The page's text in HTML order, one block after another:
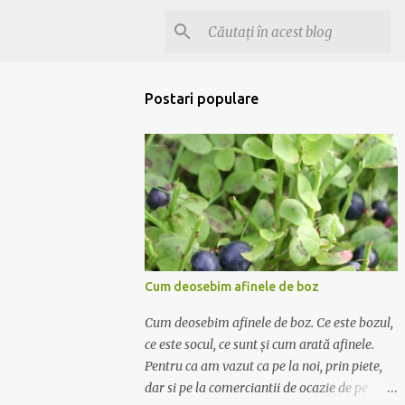
Postari populare
Cum deosebim afinele de boz
Cum deosebim afinele de boz. Ce este bozul,
ce este socul, ce sunt și cum arată afinele.
Pentru ca am vazut ca pe la noi, prin piete,
dar si pe la comerciantii de ocazie de pe